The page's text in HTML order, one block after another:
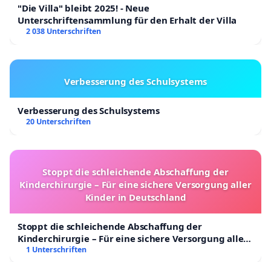
"Die Villa" bleibt 2025! - Neue
Unterschriftensammlung für den Erhalt der Villa
2 038 Unterschriften
Verbesserung des Schulsystems
Verbesserung des Schulsystems
20 Unterschriften
Stoppt die schleichende Abschaffung der
Kinderchirurgie – Für eine sichere Versorgung aller
Kinder in Deutschland
Stoppt die schleichende Abschaffung der
Kinderchirurgie – Für eine sichere Versorgung aller
Kinder in Deutschland
1 Unterschriften